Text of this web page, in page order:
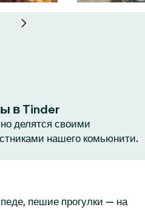
в Tinder
делятся своими
нашего комьюнити.
пешие прогулки — на